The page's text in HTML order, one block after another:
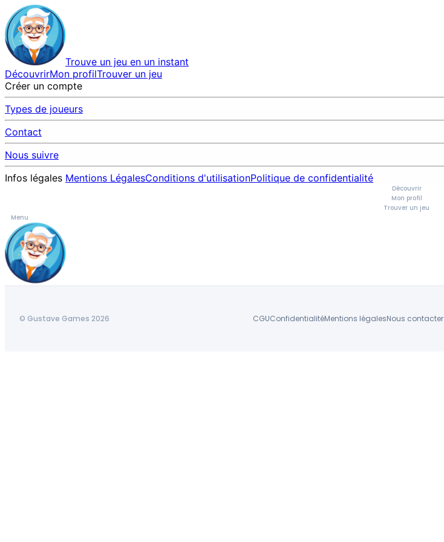
Trouve un jeu en un instant
DécouvrirMon profilTrouver un jeu
Créer un compte
Types de joueurs
Contact
Nous suivre
Infos légales Mentions LégalesConditions d'utilisationPolitique de confidentialité
Découvrir
Mon profil
Trouver un jeu
Menu
© Gustave Games 2026 CGUConfidentialitéMentions légalesNous contacter